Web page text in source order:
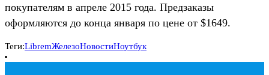
покупателям в апреле 2015 года. Предзаказы
оформляются до конца января по цене от $1649.
Теги:LibremЖелезоНовостиНоутбук